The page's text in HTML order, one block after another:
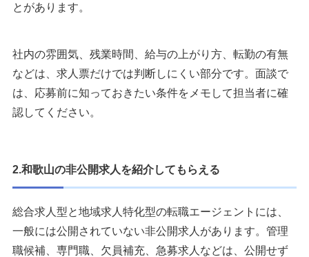
とがあります。
社内の雰囲気、残業時間、給与の上がり方、転勤の有無
などは、求人票だけでは判断しにくい部分です。面談で
は、応募前に知っておきたい条件をメモして担当者に確
認してください。
2.和歌山の非公開求人を紹介してもらえる
総合求人型と地域求人特化型の転職エージェントには、
一般には公開されていない非公開求人があります。管理
職候補、専門職、欠員補充、急募求人などは、公開せず